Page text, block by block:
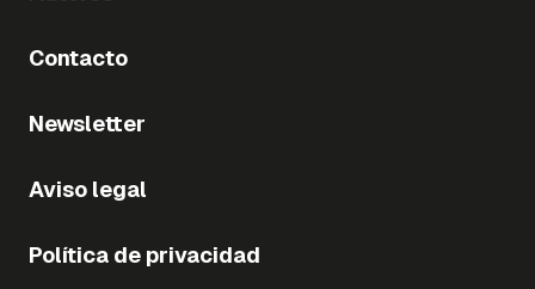
Contacto
Newsletter
Aviso legal
Política de privacidad